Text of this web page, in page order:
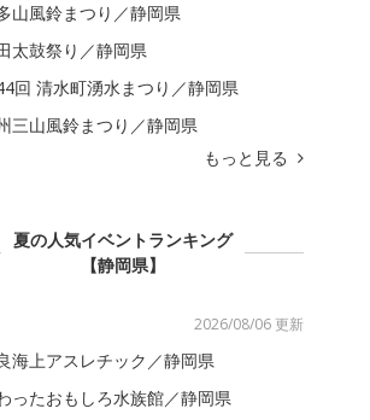
山風鈴まつり／静岡県
太鼓祭り／静岡県
回 清水町湧水まつり／静岡県
三山風鈴まつり／静岡県
もっと見る
夏の人気イベントランキング
【静岡県】
2026/08/06 更新
海上アスレチック／静岡県
ったおもしろ水族館／静岡県